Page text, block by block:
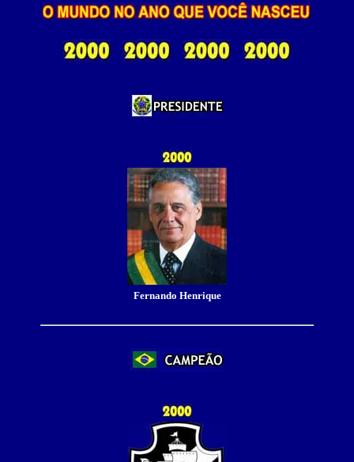
Fernando Henrique